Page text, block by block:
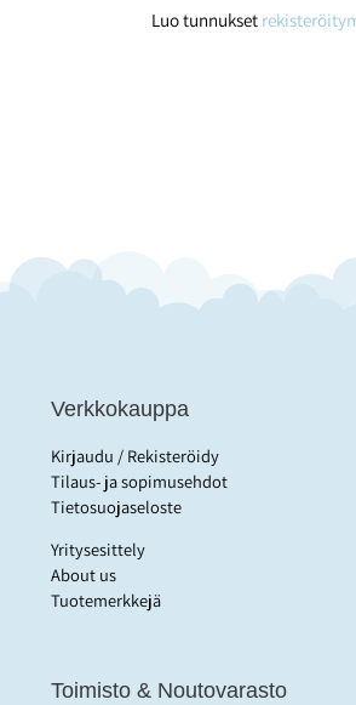
Luo tunnukset
Verkkokauppa
Kirjaudu / Rekisteröidy
Tilaus- ja sopimusehdot
Tietosuojaseloste
Yritysesittely
About us
Tuotemerkkejä
Toimisto & Noutovarasto